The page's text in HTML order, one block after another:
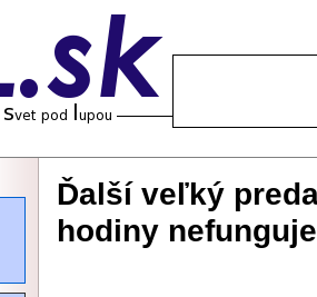
Ďalší veľký
hodiny